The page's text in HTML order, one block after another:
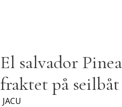
El salvador
fraktet på seilbåt
JACU